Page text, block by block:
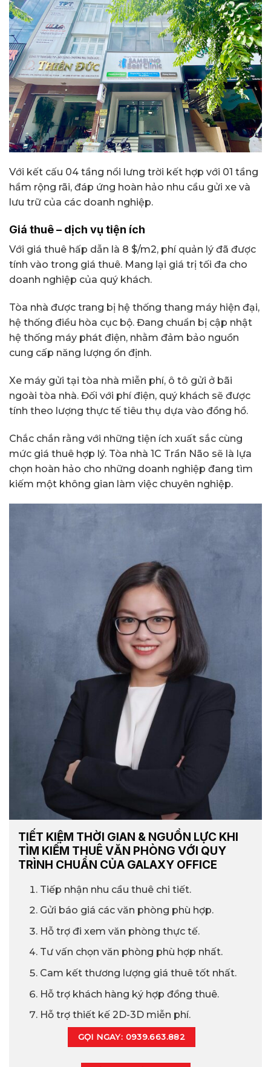
Với kết cấu 04 tầng nổi lưng trời kết hợp với 01 tầng
hầm rộng rãi, đáp ứng hoàn hảo nhu cầu gửi xe và
lưu trữ của các doanh nghiệp.
Giá thuê – dịch vụ tiện ích
Với giá thuê hấp dẫn là 8 $/m2, phí quản lý đã được
tính vào trong giá thuê. Mang lại giá trị tối đa cho
doanh nghiệp của quý khách.
Tòa nhà được trang bị hệ thống thang máy hiện đại,
hệ thống điều hòa cục bộ. Đang chuẩn bị cập nhật
hệ thống máy phát điện, nhằm đảm bảo nguồn
cung cấp năng lượng ổn định.
Xe máy gửi tại tòa nhà miễn phí, ô tô gửi ở bãi
ngoài tòa nhà. Đối với phí điện, quý khách sẽ được
tính theo lượng thực tế tiêu thụ dựa vào đồng hồ.
Chắc chắn rằng với những tiện ích xuất sắc cùng
mức giá thuê hợp lý. Tòa nhà 1C Trần Não sẽ là lựa
chọn hoàn hảo cho những doanh nghiệp đang tìm
kiếm một không gian làm việc chuyên nghiệp.
TIẾT KIỆM THỜI GIAN & NGUỒN LỰC KHI
TÌM KIẾM THUÊ VĂN PHÒNG VỚI QUY
TRÌNH CHUẨN CỦA GALAXY OFFICE
Tiếp nhận nhu cầu thuê chi tiết.
Gửi báo giá các văn phòng phù hợp.
Hỗ trợ đi xem văn phòng thực tế.
Tư vấn chọn văn phòng phù hợp nhất.
Cam kết thương lượng giá thuê tốt nhất.
Hỗ trợ khách hàng ký hợp đồng thuê.
Hỗ trợ thiết kế 2D-3D miễn phí.
GỌI NGAY: 0939.663.882